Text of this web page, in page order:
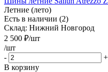
Летние (лето)
Есть в наличии (2)
Склад: Нижний Новгород
2 500 ₽/шт
/шт
-
+
В корзину